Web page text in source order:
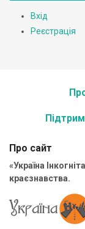
Вхід
Реєстрація
Про сайт
«Україна
краєзнавства.